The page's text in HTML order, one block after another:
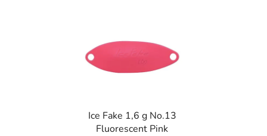
Ice Fake 1,6 g No.13
Fluorescent Pink